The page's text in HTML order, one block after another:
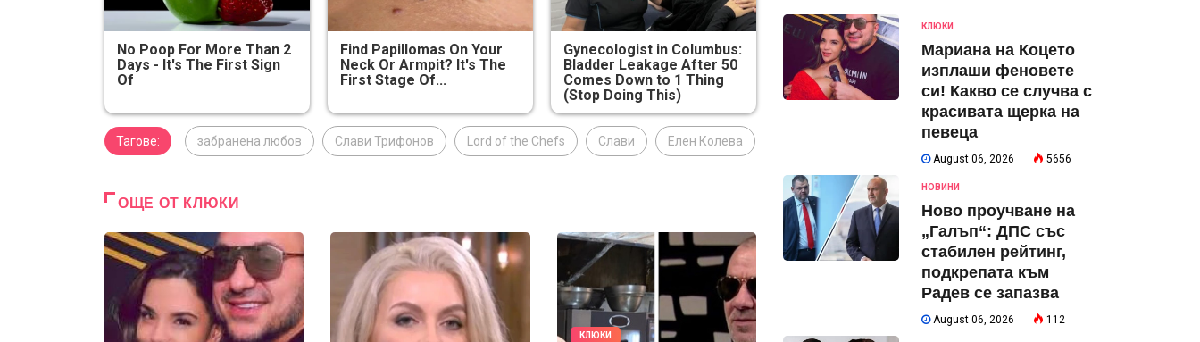
No Poop For More Than 2
Days - It's The First Sign
Of
Find Papillomas On Your
Neck Or Armpit? It's The
First Stage Of...
Gynecologist in Columbus:
Bladder Leakage After 50
Comes Down to 1 Thing
(Stop Doing This)
Тагове: забранена любов Слави Трифонов Lord of the Chefs Слави Елен Колева
ОЩЕ ОТ КЛЮКИ
КЛЮКИ
КЛЮКИ
Мариана на Коцето
изплаши феновете
си! Какво се случва с
красивата щерка на
певеца
August 06, 2026 5656
НОВИНИ
Ново проучване на
„Галъп“: ДПС със
стабилен рейтинг,
подкрепата към
Радев се запазва
August 06, 2026 112